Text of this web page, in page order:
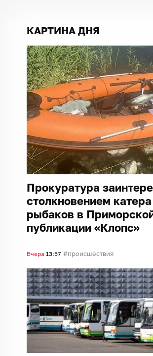
КАРТИНА ДНЯ
Прокуратура
столкновением
рыбаков в
публикации «Клопс»
Вчера 13:57 происшествия